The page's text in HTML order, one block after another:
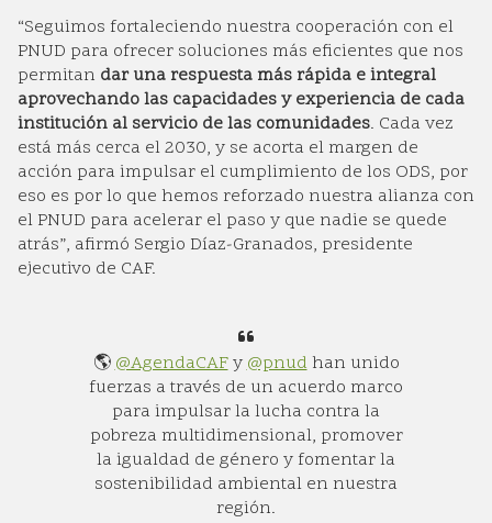
“Seguimos fortaleciendo nuestra cooperación con el
PNUD para ofrecer soluciones más eficientes que nos
permitan dar una respuesta más rápida e integral
aprovechando las capacidades y experiencia de cada
institución al servicio de las comunidades. Cada vez
está más cerca el 2030, y se acorta el margen de
acción para impulsar el cumplimiento de los ODS, por
eso es por lo que hemos reforzado nuestra alianza con
el PNUD para acelerar el paso y que nadie se quede
atrás”, afirmó Sergio Díaz-Granados, presidente
ejecutivo de CAF.
🌎@AgendaCAFy@pnudhan unido
fuerzas a través de un acuerdo marco
para impulsar la lucha contra la
pobreza multidimensional, promover
la igualdad de género y fomentar la
sostenibilidad ambiental en nuestra
región.